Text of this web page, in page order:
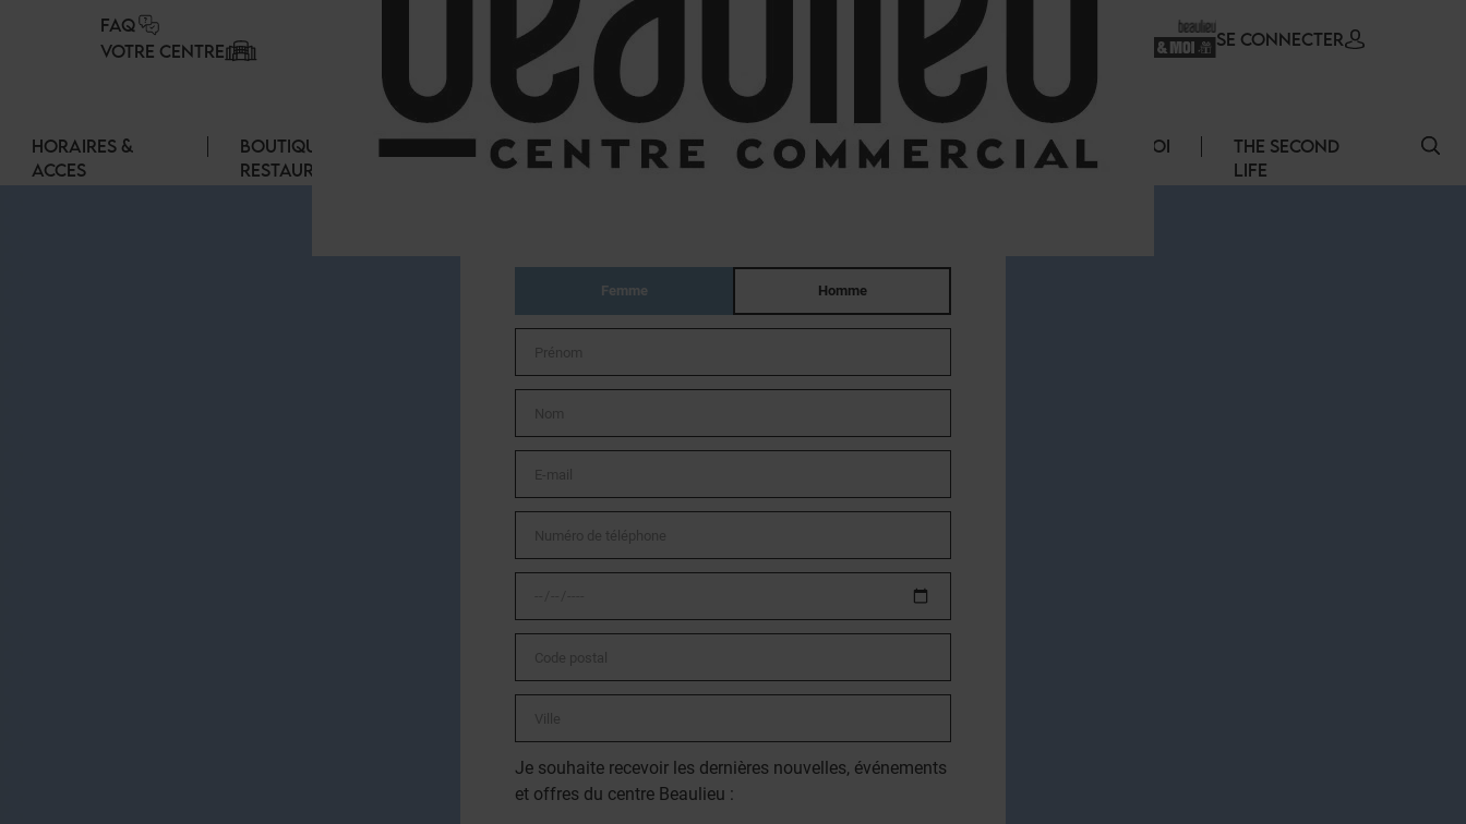
FAQ
VOTRE CENTRE
SE CONNECTER
HORAIRES &
ACCES
BOUTIQUES &
RESTAURANTS
BONS
PLANS
ÉVÉNEMENTS ET
ACTUALITÉS
SERVICES EMPLOI
THE SECOND
LIFE
Femme Homme
Je souhaite recevoir les dernières nouvelles, événements
et offres du centre Beaulieu :
Panneau de gestion des cookies